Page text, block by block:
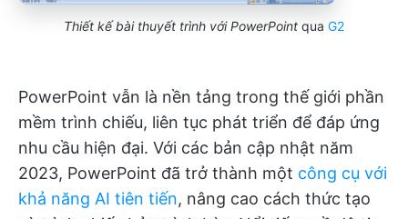
Thiết kế bài thuyết trình với PowerPoint qua G2
PowerPoint vẫn là nền tảng trong thế giới phần
mềm trình chiếu, liên tục phát triển để đáp ứng
nhu cầu hiện đại. Với các bản cập nhật năm
2023, PowerPoint đã trở thành một công cụ với
khả năng AI tiên tiến, nâng cao cách thức tạo